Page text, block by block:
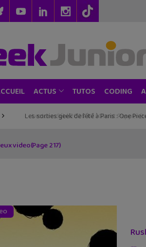
ACTUS TUTOS CODING
Les sorties geek de l’été à Paris : One
video(Page 217)